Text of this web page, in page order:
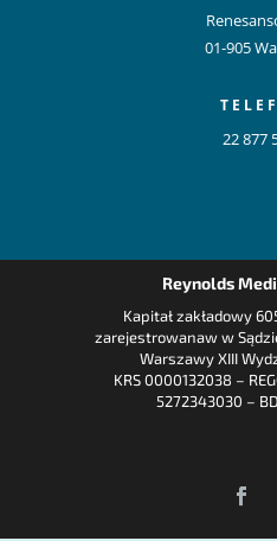
01-905
22 877
Reynolds
Kapitał zakładowy
zarejestrowanaw w
Warszawy XIII
KRS 0000132038 –
5272343030 –